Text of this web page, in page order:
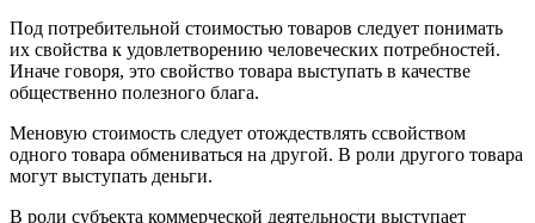
Под потребительной стоимостью товаров следует понимать
их свойства к удовлетворению человеческих потребностей.
Иначе говоря, это свойство товара выступать в качестве
общественно полезного блага.
Меновую стоимость следует отождествлять ссвойством
одного товара обмениваться на другой. В роли другого товара
могут выступать деньги.
В роли субъекта коммерческой деятельности выступает